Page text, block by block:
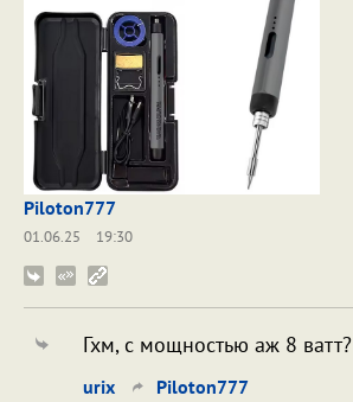
Piloton777
01.06.25
19:30
Гхм, с мощностью аж 8 ватт?
urix Piloton777